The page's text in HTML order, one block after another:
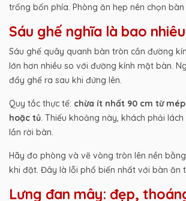
trống bốn phía. Phòng ăn hẹp nên chọn bàn
Sáu ghế nghĩa là bao
Sáu ghế quây quanh bàn tròn cần đường
lớn hơn nhiều so với đường kính mặt bàn.
đẩy ghế ra sau khi đứng lên.
Quy tắc thực tế: chừa ít nhất 90 cm từ
hoặc tủ . Thiếu khoảng này, khách phải
lần rời bàn.
Hãy đo phòng và vẽ vòng tròn lên nền
khi đặt. Đây là lỗi phổ biến nhất với bàn ăn
Lưng đan mây: đẹp,